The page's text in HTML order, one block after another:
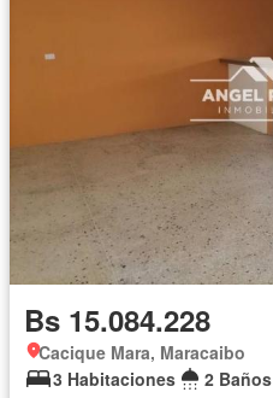
Bs 15.084.228
Cacique Mara, Maracaibo
3 Habitaciones
2 Baños